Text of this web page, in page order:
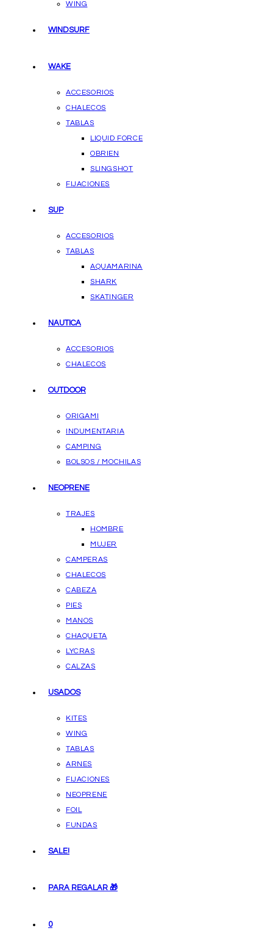
WING
WINDSURF
WAKE
ACCESORIOS
CHALECOS
TABLAS
LIQUID FORCE
OBRIEN
SLINGSHOT
FIJACIONES
SUP
ACCESORIOS
TABLAS
AQUAMARINA
SHARK
SKATINGER
NAUTICA
ACCESORIOS
CHALECOS
OUTDOOR
ORIGAMI
INDUMENTARIA
CAMPING
BOLSOS / MOCHILAS
NEOPRENE
TRAJES
HOMBRE
MUJER
CAMPERAS
CHALECOS
CABEZA
PIES
MANOS
CHAQUETA
LYCRAS
CALZAS
USADOS
KITES
WING
TABLAS
ARNES
FIJACIONES
NEOPRENE
FOIL
FUNDAS
SALE!
PARA REGALAR 🎁
0